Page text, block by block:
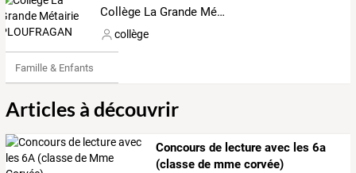
Collège La Grande Métairie PLOUFRAGAN
collège
Famille & Enfants
Articles à découvrir
Concours de lecture avec les 6a
(classe de mme corvée)